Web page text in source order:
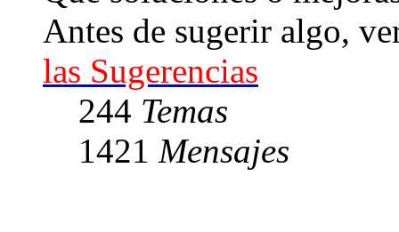
Antes de sugerir algo,
las Sugerencias
244 Temas
1421 Mensajes